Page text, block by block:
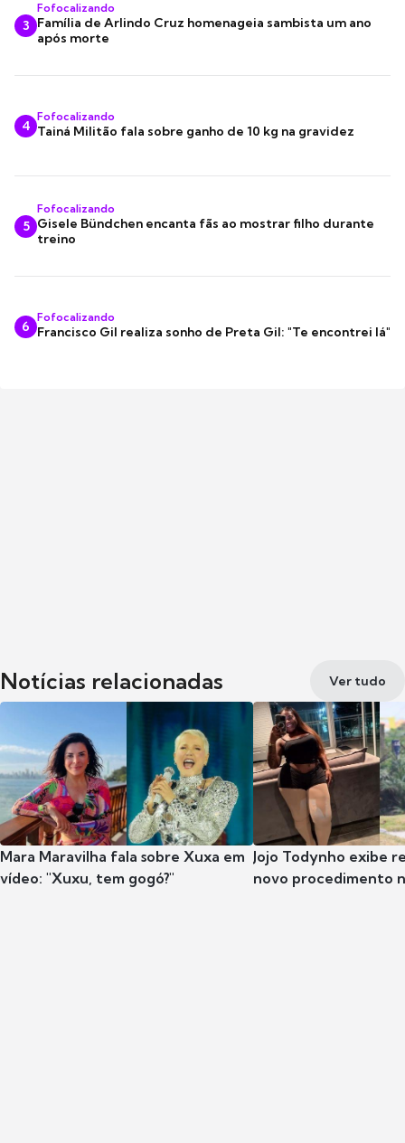
3
Fofocalizando
Família de Arlindo Cruz homenageia sambista um ano
após morte
4
Fofocalizando
Tainá Militão fala sobre ganho de 10 kg na gravidez
5
Fofocalizando
Gisele Bündchen encanta fãs ao mostrar filho durante
treino
6
Fofocalizando
Francisco Gil realiza sonho de Preta Gil: "Te encontrei lá"
Notícias relacionadas Ver tudo
Mara Maravilha fala sobre Xuxa em
vídeo: "Xuxu, tem gogó?"
Jojo Todynho exibe
novo procedimento